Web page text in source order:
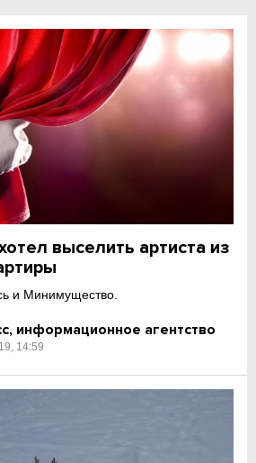
выселить артиста из
и Минимущество.
информационное агентство
14:59